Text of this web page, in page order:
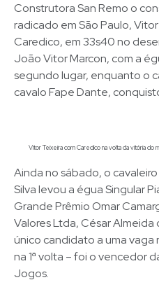
Construtora San Remo o
radicado em São Paulo,
Caredico, em 33s40 no
João Vitor Marcon, com a
segundo lugar, enquanto o
cavalo Fape Dante,
Vitor Teixeira com Caredico na volta da vitória
Ainda no sábado, o
Silva levou a égua Singular
Grande Prêmio Omar
Valores Ltda, César Almeida
único candidato a uma vaga
na 1ª volta – foi o vencedor
Jogos.